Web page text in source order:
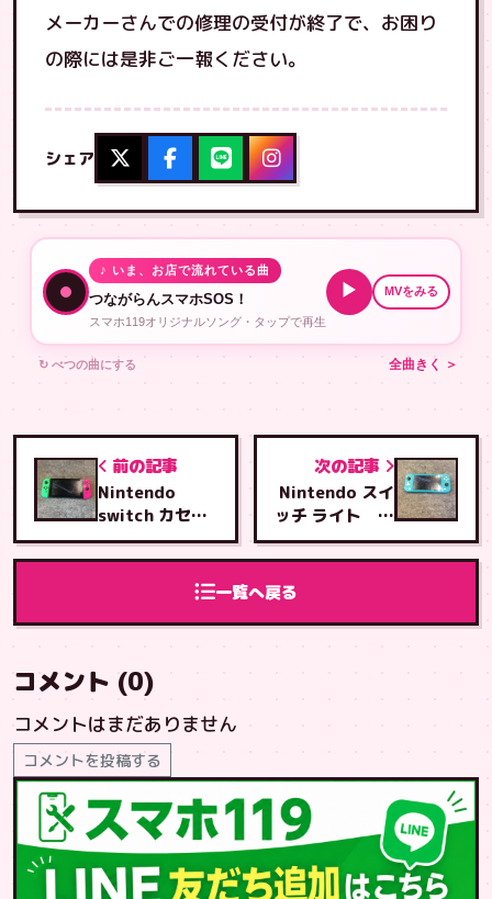
メーカーさんでの修理の受付が終了で、お困り
の際には是非ご一報ください。
シェア
♪ いま、お店で流れている曲
つながらんスマホSOS！
スマホ119オリジナルソング・タップで再生
▶ MVをみる
↻ べつの曲にする 全曲きく ＞
前の記事
Nintendo
switch カセッ
トスロットル交
換修理
一覧へ戻る
次の記事
Nintendo スイ
ッチ ライト 液
晶交換修理
コメント (0)
コメントはまだありません
コメントを投稿する